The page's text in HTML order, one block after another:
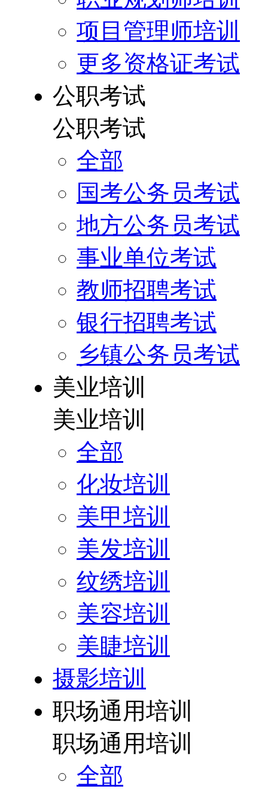
项目管理师培训
更多资格证考试
公职考试
公职考试
全部
国考公务员考试
地方公务员考试
事业单位考试
教师招聘考试
银行招聘考试
乡镇公务员考试
美业培训
美业培训
全部
化妆培训
美甲培训
美发培训
纹绣培训
美容培训
美睫培训
摄影培训
职场通用培训
职场通用培训
全部